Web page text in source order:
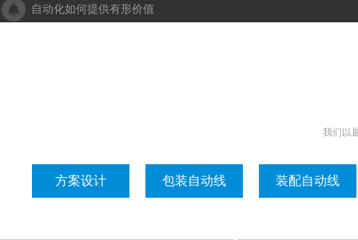
自动化如何提供有形价值
我们以
方案设计 包装自动线 装配自动线